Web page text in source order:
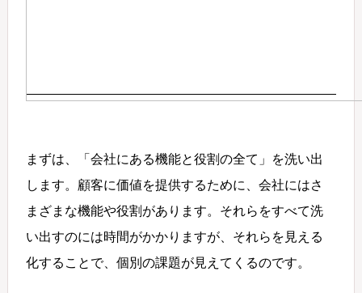
まずは、「会社にある機能と役割の全て」を洗い出
します。顧客に価値を提供するために、会社にはさ
まざまな機能や役割があります。それらをすべて洗
い出すのには時間がかかりますが、それらを見える
化することで、個別の課題が見えてくるのです。